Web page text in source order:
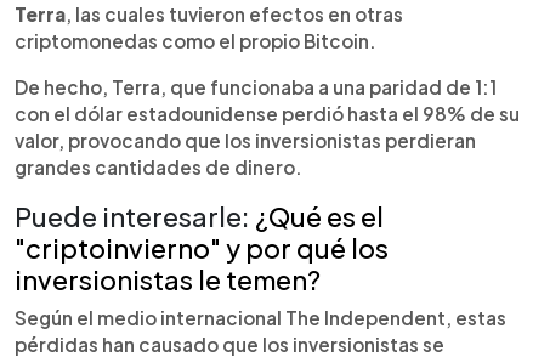
Terra , las cuales tuvieron efectos en otras
criptomonedas como el propio Bitcoin.
De hecho, Terra, que funcionaba a una paridad de 1:1
con el dólar estadounidense perdió hasta el 98% de su
valor, provocando que los inversionistas perdieran
grandes cantidades de dinero.
Puede interesarle: ¿Qué es el
"criptoinvierno" y por qué los
inversionistas le temen?
Según el medio internacional The Independent, estas
pérdidas han causado que los inversionistas se